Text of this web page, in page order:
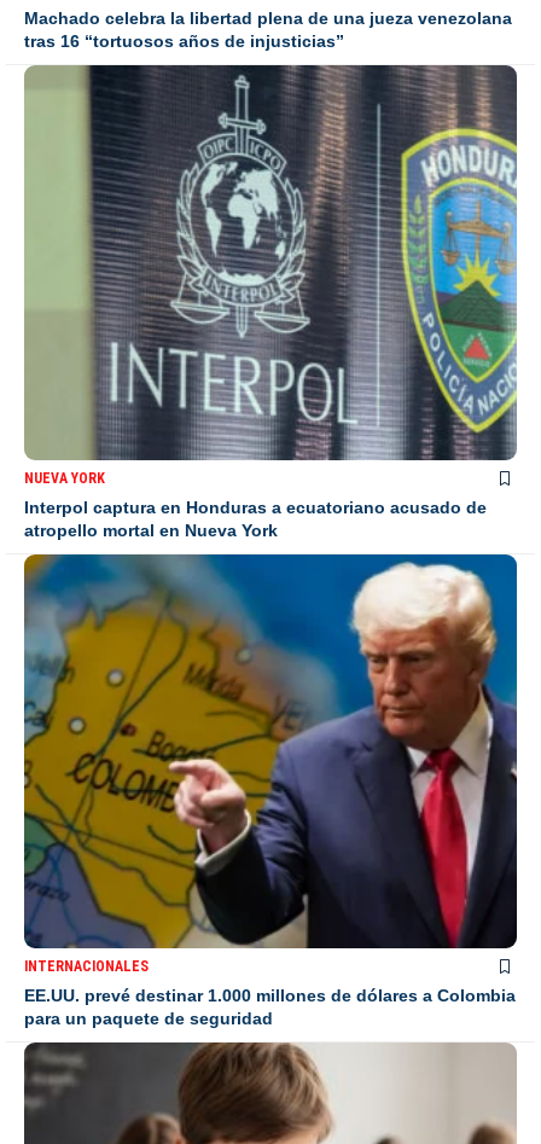
Machado celebra la libertad plena de una jueza venezolana
tras 16 “tortuosos años de injusticias”
NUEVA YORK
Interpol captura en Honduras a ecuatoriano acusado de
atropello mortal en Nueva York
INTERNACIONALES
EE.UU. prevé destinar 1.000 millones de dólares a Colombia
para un paquete de seguridad